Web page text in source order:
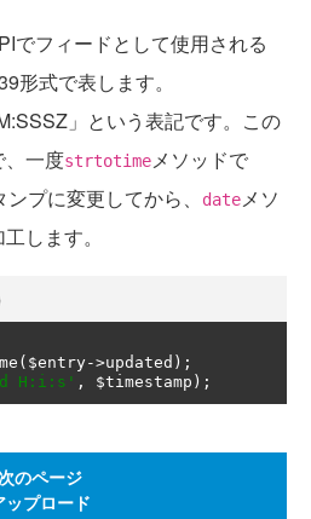
でフィードとして使用される
形式で表します。
」という表記です。この
、一度strtotimeメソッドで
プに変更してから、
dateメソ
します。
( $entry->updated );
d H:i:s' , $timestamp );
のページ
ップロード